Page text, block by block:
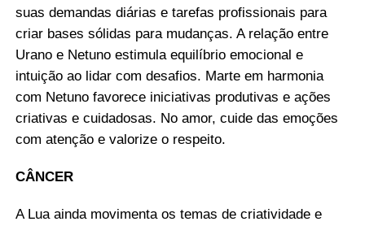
suas demandas diárias e tarefas profissionais para
criar bases sólidas para mudanças. A relação entre
Urano e Netuno estimula equilíbrio emocional e
intuição ao lidar com desafios. Marte em harmonia
com Netuno favorece iniciativas produtivas e ações
criativas e cuidadosas. No amor, cuide das emoções
com atenção e valorize o respeito.
CÂNCER
A Lua ainda movimenta os temas de criatividade e